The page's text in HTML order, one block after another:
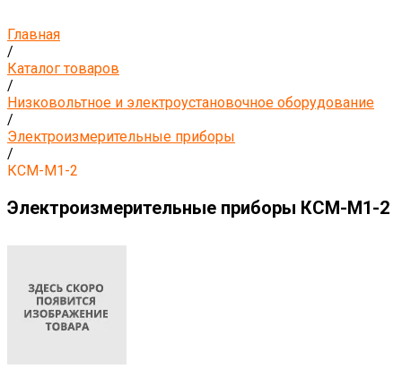
Главная
/
Каталог товаров
/
Низковольтное и электроустановочное оборудование
/
Электроизмерительные приборы
/
КСМ-М1-2
Электроизмерительные приборы КСМ-М1-2